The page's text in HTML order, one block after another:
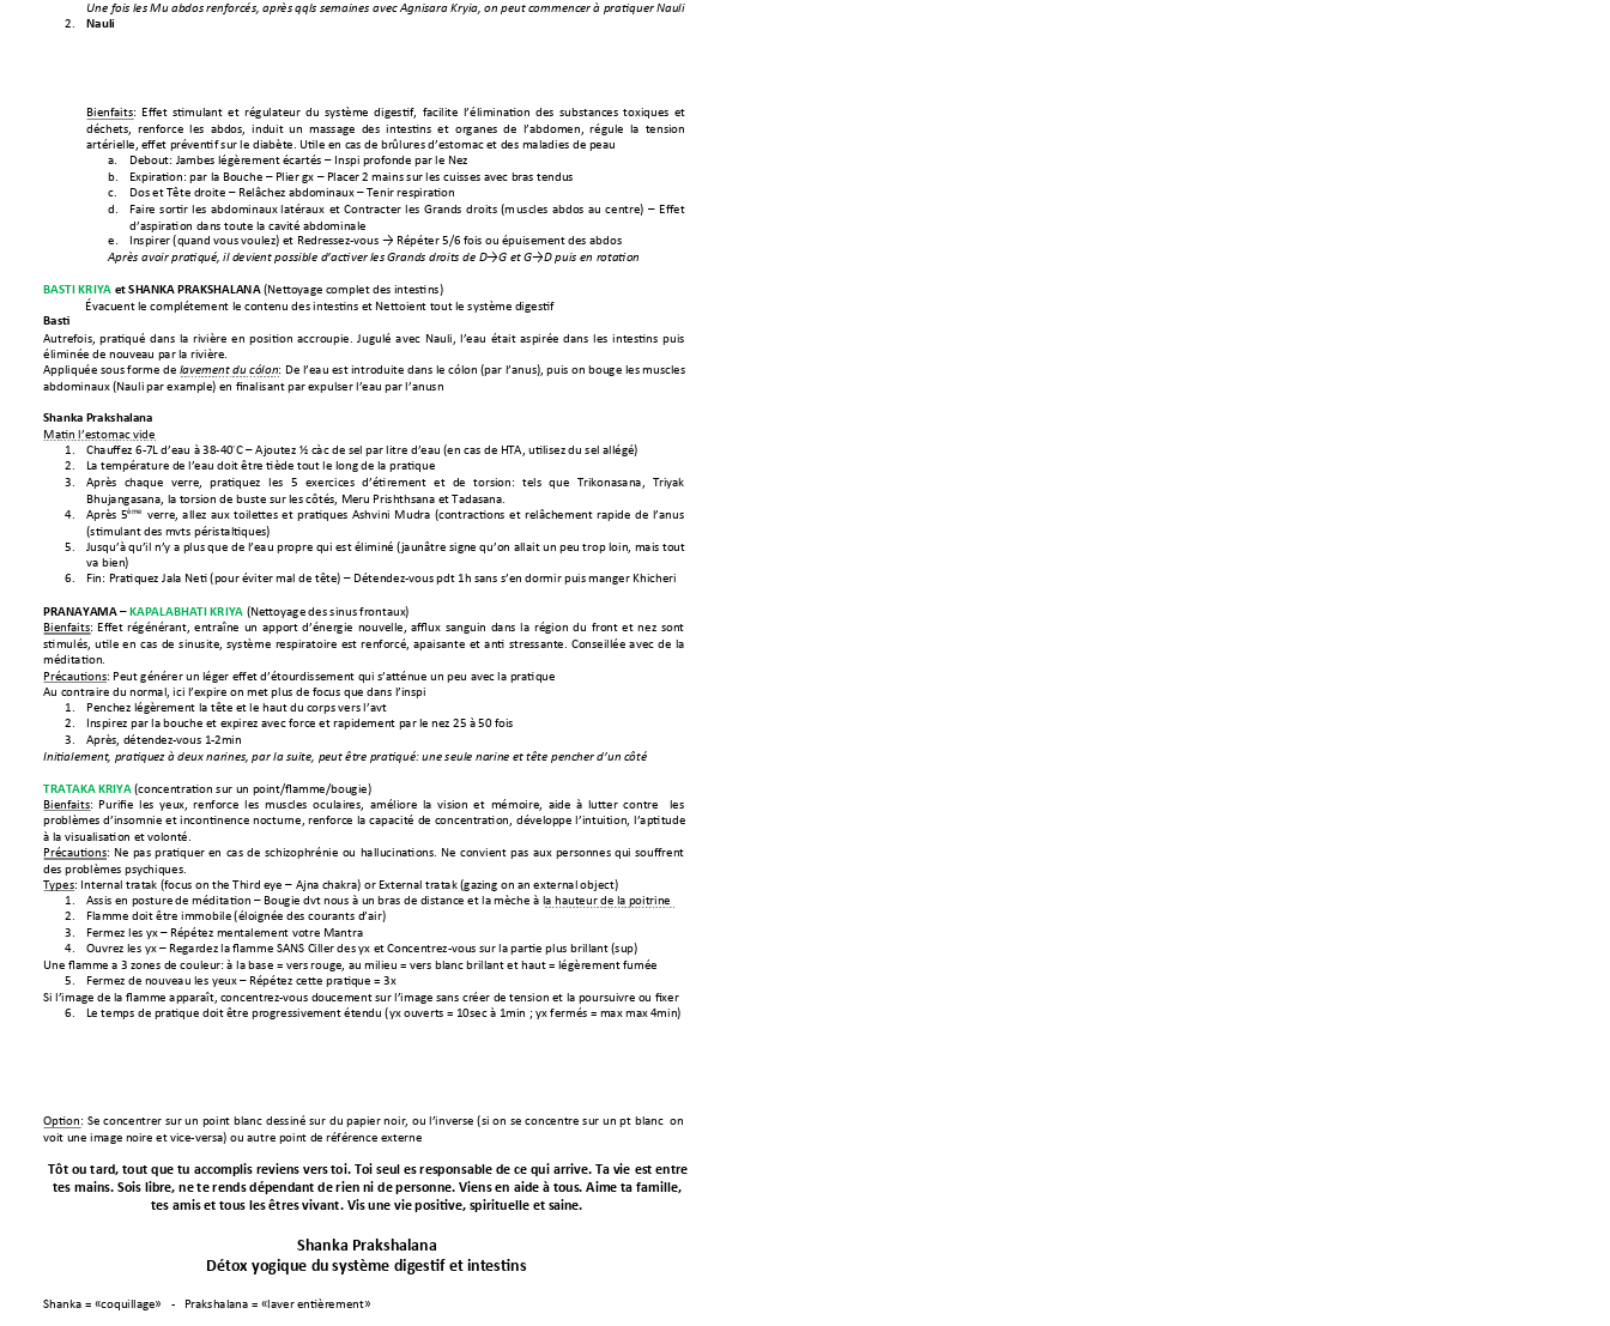
Une fois les Mu abdos renforcés , après qqls semaines avec Agnisara Kryia, on peut commencer à pratiquer Nauli
2. Nauli
Bienfaits: Effet stimulant et régulateur du système digestif, facilite l’élimination des substances toxiques et
déchets,  renforce  les abdos, induit  un massage  des intestins  et organes  de l’abdomen,  régule la  tension
artérielle, effet préventif sur le diabète. Utile en cas de brûlures d’estomac et des maladies de peau
a.
Debout: Jambes légèrement écartés – Inspi profonde par le Nez
b.
Expiration: par la Bouche – Plier gx – Placer 2 mains sur les cuisses avec bras tendus
c.
Dos et Tête droite – Relâchez abdominaux – Tenir respiration
d.
Faire sortir les abdominaux latéraux et Contracter les Grands droits (muscles abdos au centre) – Effet
d’aspiration dans toute la cavité abdominale
e.
Inspirer (quand vous voulez) et Redressez-vous → Répéter 5/6 fois ou épuisement des abdos
Après avoir pratiqué, il devient possible d’activer les Grands droits de D→G et G→D puis en rotation
BASTI KRIYA et SHANKA PRAKSHALANA (Nettoyage complet des intestins)
Évacuent le complétement le contenu des intestins et Nettoient tout le système digestif
Basti
Autrefois, pratiqué dans la rivière en position accroupie. Jugulé avec Nauli, l’eau était aspirée dans les intestins puis
éliminée de nouveau par la rivière.
Appliquée sous forme de lavement du cólon: De l’eau est introduite dans le cólon (par l’anus), puis on bouge les muscles
abdominaux (Nauli par example) en finalisant par expulser l’eau par l’anusn
Shanka Prakshalana
Matin l’estomac vide
1.
Chauffez 6-7L d’eau à 38-40◦C – Ajoutez ½ càc de sel par litre d’eau (en cas de HTA, utilisez du sel allégé)
2.
La température de l’eau doit être tiède tout le long de la pratique
3.
Après chaque verre, pratiquez les 5 exercices d’étirement et de torsion: tels que Trikonasana, Triyak
Bhujangasana, la torsion de buste sur les côtés, Meru Prishthsana et Tadasana.
4.
Après 5ème verre, allez aux toilettes et pratiques Ashvini Mudra (contractions et relâchement rapide de l’anus
(stimulant des mvts péristaltiques)
5.
Jusqu’à qu’il n’y a plus que de l’eau propre qui est éliminé (jaunâtre signe qu’on allait un peu trop loin, mais tout
va bien)
6.
Fin: Pratiquez Jala Neti (pour éviter mal de tête) – Détendez-vous pdt 1h sans s’en dormir puis manger Khicheri
PRANAYAMA – KAPALABHATI KRIYA (Nettoyage des sinus frontaux)
Bienfaits: Effet régénérant, entraîne un apport d’énergie nouvelle, afflux sanguin dans la région du front et nez sont
stimulés, utile en cas de sinusite, système respiratoire est renforcé, apaisante et anti stressante. Conseillée avec de la
méditation.
Précautions: Peut générer un léger effet d’étourdissement qui s’atténue un peu avec la pratique
Au contraire du normal, ici l’expire on met plus de focus que dans l’inspi
1.
Penchez légèrement la tête et le haut du corps vers l’avt
2.
Inspirez par la bouche et expirez avec force et rapidement par le nez 25 à 50 fois
3.
Après, détendez-vous 1-2min
Initialement, pratiquez à deux narines, par la suite, peut être pratiqué: une seule narine et tête pencher d’un côté
TRATAKA KRIYA (concentration sur un point/flamme/bougie)
Bienfaits: Purifie  les
  y
eux, renforce  les muscles oculaires,  améliore la vision et  mémoire,
  aid
e  à lutter  contre
  les
problèmes d’insomnie et incontinence nocturne, renforce la capacité de concentration, développe l’intuition, l’aptitude
à la visualisation et volonté
Précautions: Ne pas pratiquer en cas de schizophrénie ou hallucinations. Ne convient pas aux personnes qui souffrent
des problèmes psychiques.
Types: Internal tratak (focus on the Third eye – Ajna chakra) or External tratak (gazing on an external object)
1.
Assis en posture de méditation – Bougie dvt nous à un bras de distance et la mèche à la hauteur de la poitrine
2.
Flamme doit être immobile (éloignée des courants d’air)
3.
Fermez les yx – Répétez mentalement votre Mantra
4.
Ouvrez les yx – Regardez la flamme SANS Ciller des yx et Concentrez-vous sur la partie plus brillant (sup)
Une flamme a 3 zones de couleur: à la base = vers rouge, au milieu = vers blanc brillant et haut = légèrement fumée
5.
Fermez de nouveau les yeux – Répétez cette pratique = 3x
Si l’image de la flamme apparaît, concentrez-vous doucement sur l’image sans créer de tension et la poursuivre ou fixer
6.
Le temps de pratique doit être progressivement étendu (yx ouverts = 10sec à 1min ; yx fermés = max max 4min)
Option: Se concentrer sur un point blanc dessiné sur du papier noir, ou l’inverse (si on se concentre sur un pt blanc on
voit une image noire et vice-versa) ou autre point de référence externe
Tôt ou tard, tout que tu accomplis reviens vers toi. Toi seul es responsable de ce qui arrive. Ta vie est entre
tes mains. Sois libre, ne te rends dépendant de rien ni de personne. Viens en aide à tous. Aime ta famille,
tes amis et tous les êtres vivant. Vis une vie positive, spirituelle et saine.
Shanka Prakshalana
Détox yogique du système digestif et intestins
Shanka = «coquillage» - Prakshalana = «laver entièrement»